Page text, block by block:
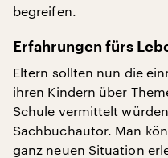
begreifen.
Erfahrungen fürs
Eltern sollten nun die
ihren Kindern über
Schule vermittelt
Sachbuchautor. Man
ganz neuen Situation